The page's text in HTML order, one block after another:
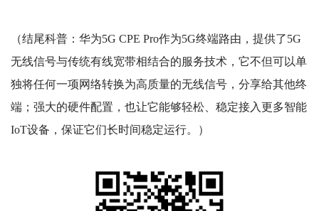
（结尾科普：华为5G CPE Pro作为5G终端路由，提供了5G
无线信号与传统有线宽带相结合的服务技术，它不但可以单
独将任何一项网络转换为高质量的无线信号，分享给其他终
端；强大的硬件配置，也让它能够轻松、稳定接入更多智能
IoT设备，保证它们长时间稳定运行。）